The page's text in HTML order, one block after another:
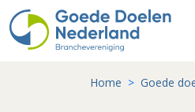
Home Goede